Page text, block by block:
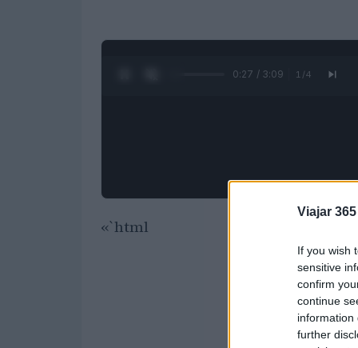
Viajar 365
If you wish
sensitive
confirm
continue
information
further
0:28 / 3:09 1 /4
«`html